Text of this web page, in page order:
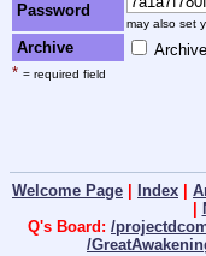
Password
may also set
Archive Archive
* = required field
Welcome Page Index
Q's Board: /
/